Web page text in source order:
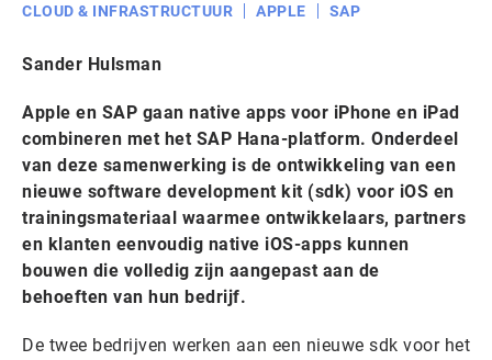
CLOUD & INFRASTRUCTUUR
APPLE SAP
Sander Hulsman
Apple en SAP gaan native apps voor iPhone en iPad
combineren met het SAP Hana-platform. Onderdeel
van deze samenwerking is de ontwikkeling van een
nieuwe software development kit (sdk) voor iOS en
trainingsmateriaal waarmee ontwikkelaars, partners
en klanten eenvoudig native iOS-apps kunnen
bouwen die volledig zijn aangepast aan de
behoeften van hun bedrijf.
De twee bedrijven werken aan een nieuwe sdk voor het